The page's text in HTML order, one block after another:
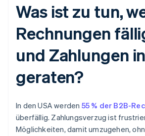
Was ist zu tun,
Rechnungen
und Zahlungen
geraten?
In den USA werden 55 % der B2B-
überfällig. Zahlungsverzug ist
Möglichkeiten, damit umzugehen,